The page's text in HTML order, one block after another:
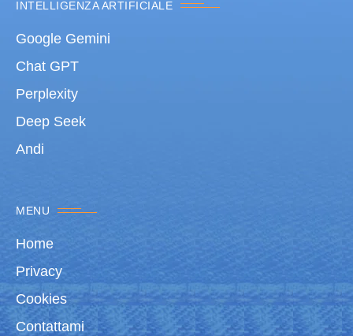
INTELLIGENZA ARTIFICIALE
Google Gemini
Chat GPT
Perplexity
Deep Seek
Andi
MENU
Home
Privacy
Cookies
Contattami